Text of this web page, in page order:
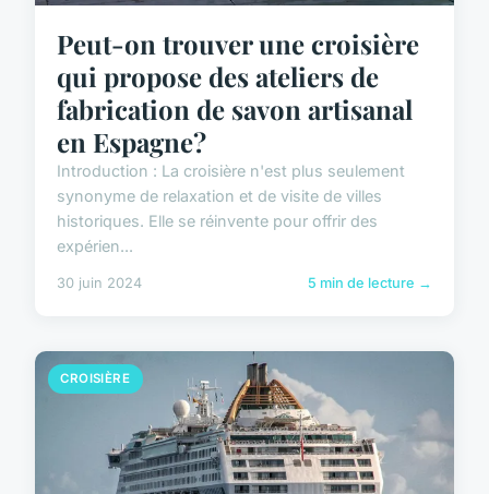
Peut-on trouver une croisière
qui propose des ateliers de
fabrication de savon artisanal
en Espagne?
Introduction : La croisière n'est plus seulement
synonyme de relaxation et de visite de villes
historiques. Elle se réinvente pour offrir des
expérien...
30 juin 2024 5 min de lecture →
CROISIÈRE